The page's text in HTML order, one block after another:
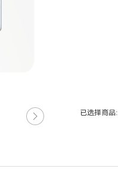
已选择商品: